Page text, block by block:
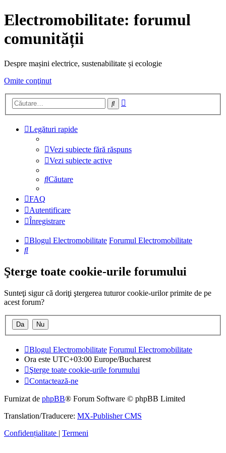
Electromobilitate: forumul
comunității
Despre mașini electrice, sustenabilitate și ecologie
Omite conţinut
Căutare
Legături rapide
Vezi subiecte fără răspuns
Vezi subiecte active
Căutare
FAQ
Autentificare
Înregistrare
Blogul Electromobilitate Forumul Electromobilitate
Căutare
Şterge toate cookie-urile forumului
Sunteţi sigur că doriţi ştergerea tuturor cookie-urilor primite de pe
acest forum?
Blogul Electromobilitate Forumul Electromobilitate
Ora este UTC+03:00 Europe/Bucharest
Şterge toate cookie-urile forumului
Contactează-ne
Furnizat de phpBB® Forum Software © phpBB Limited
Translation/Traducere: MX-Publisher CMS
Confidențialitate | Termeni